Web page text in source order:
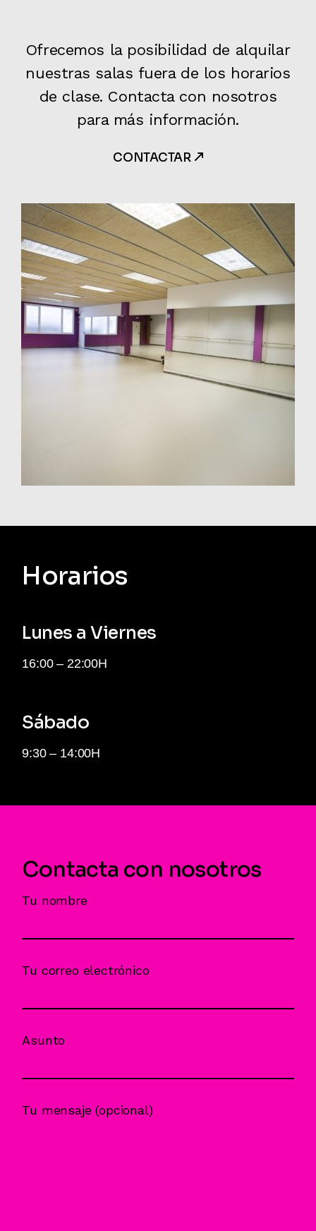
Ofrecemos la posibilidad de alquilar
nuestras salas fuera de los horarios
de clase. Contacta con nosotros
para más información.
CONTACTAR
Horarios
Lunes a Viernes
16:00 – 22:00H
Sábado
9:30 – 14:00H
Contacta con nosotros
Tu nombre
Tu correo electrónico
Asunto
Tu mensaje (opcional)